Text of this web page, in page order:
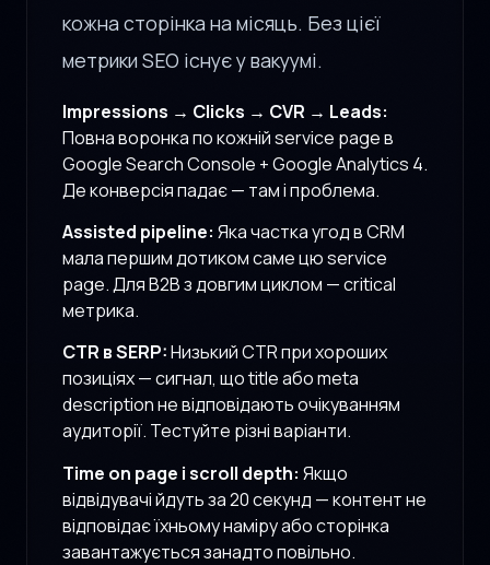
кожна сторінка на місяць. Без цієї
метрики SEO існує у вакуумі.
Impressions → Clicks → CVR → Leads:
Повна воронка по кожній service page в
Google Search Console + Google Analytics 4.
Де конверсія падає — там і проблема.
Assisted pipeline: Яка частка угод в CRM
мала першим дотиком саме цю service
page. Для B2B з довгим циклом — critical
метрика.
CTR в SERP:Низький CTR при хороших
позиціях — сигнал, що title або meta
description не відповідають очікуванням
аудиторії. Тестуйте різні варіанти.
Time on page і scroll depth: Якщо
відвідувачі йдуть за 20 секунд — контент не
відповідає їхньому наміру або сторінка
завантажується занадто повільно.